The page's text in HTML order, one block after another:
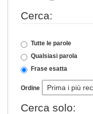
Cerca:
Tutte le parole
Qualsiasi parola
Frase esatta
Ordine
Cerca solo: